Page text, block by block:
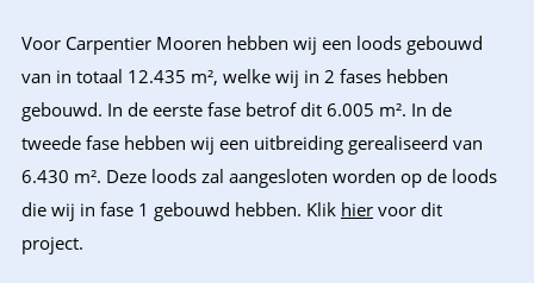
Voor Carpentier Mooren hebben wij een loods gebouwd
van in totaal 12.435 m², welke wij in 2 fases hebben
gebouwd. In de eerste fase betrof dit 6.005 m². In de
tweede fase hebben wij een uitbreiding gerealiseerd van
6.430 m². Deze loods zal aangesloten worden op de loods
die wij in fase 1 gebouwd hebben. Klik hier voor dit
project.